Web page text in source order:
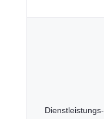
Dienstleistungs-